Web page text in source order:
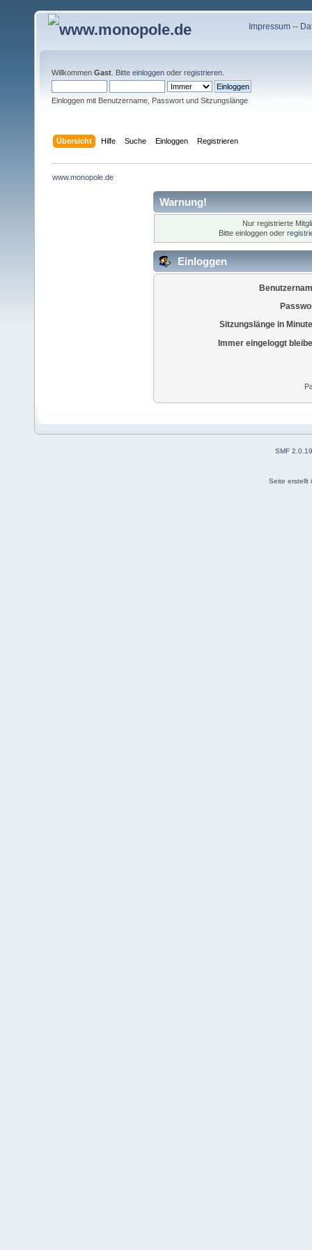
Impressum--
Willkommen Gast . Bitte einloggen oder registrieren
Einloggen mit Benutzername, Passwort und Sitzungslänge
Übersicht Hilfe Suche Einloggen Registrieren
www.monopole.de
Warnung!
Nur registrierte
Bitte einloggen oder
Einloggen
Sitzungslänge in
Immer eingeloggt
SMF 2.0.19
Seite erstellt